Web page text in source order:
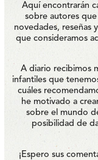
Aquí encontrarán
sobre autores
novedades, reseñas
que consideramos
A diario recibimos
infantiles que
cuáles
he motivado a
sobre el mundo
posibilidad de
¡Espero sus